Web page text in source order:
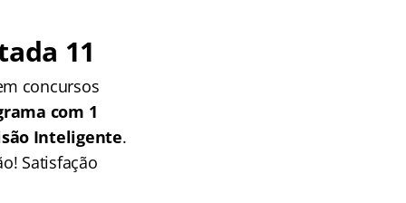
11
concursos
com 1
Inteligente.
Satisfação